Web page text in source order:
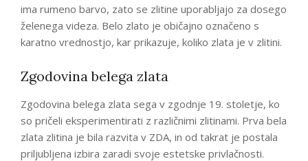
ima rumeno barvo, zato se zlitine uporabljajo za dosego
želenega videza. Belo zlato je običajno označeno s
karatno vrednostjo, kar prikazuje, koliko zlata je v zlitini.
Zgodovina belega zlata
Zgodovina belega zlata sega v zgodnje 19. stoletje, ko
so pričeli eksperimentirati z različnimi zlitinami. Prva bela
zlata zlitina je bila razvita v ZDA, in od takrat je postala
priljubljena izbira zaradi svoje estetske privlačnosti.